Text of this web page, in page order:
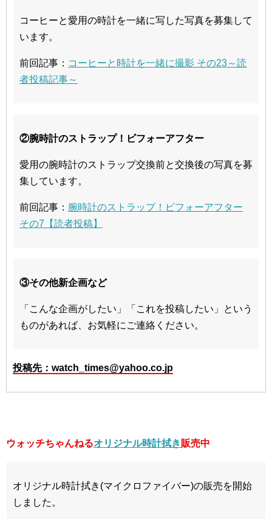
コーヒーと愛用の時計を一緒に写した写真を募集して
います。
前回記事： コーヒーと時計を一緒に撮影 その23～読
者投稿記事～
②腕時計のストラップ！ビフォーアフター
愛用の腕時計のストラップ交換前と交換後の写真を募
集しています。
前回記事： 腕時計のストラップ！ビフォーアフター
その7【読者投稿】
③その他新企画など
「こんな企画がしたい」「これを投稿したい」という
ものがあれば、お気軽にご連絡ください。
投稿先：watch_times@yahoo.co.jp
ウォッチちゃんねるオリジナル時計拭き販売中
オリジナル時計拭き(マイクロファイバー)の販売を開始
しました。